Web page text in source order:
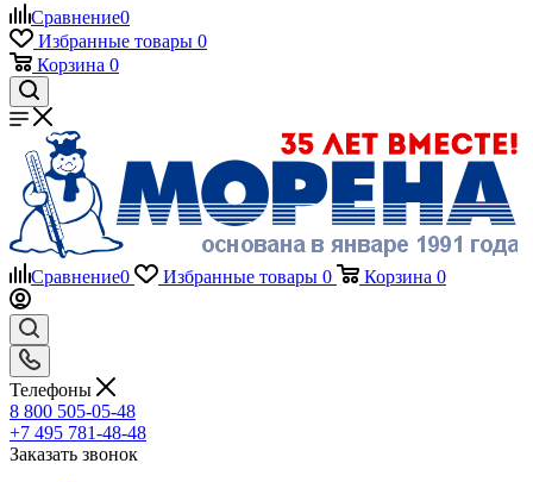
Сравнение0
Избранные товары 0
Корзина 0
Сравнение0 Избранные товары 0 Корзина 0
Телефоны
8 800 505-05-48
+7 495 781-48-48
Заказать звонок